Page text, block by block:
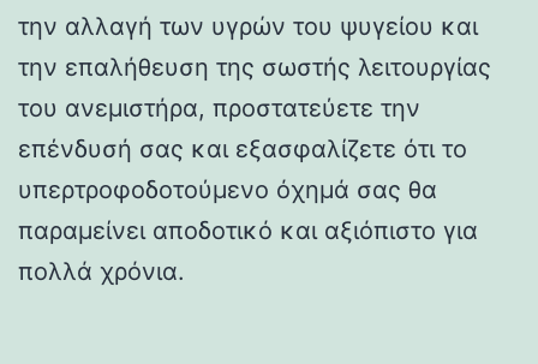
την αλλαγή των υγρών του ψυγείου και
την επαλήθευση της σωστής λειτουργίας
του ανεμιστήρα, προστατεύετε την
επένδυσή σας και εξασφαλίζετε ότι το
υπερτροφοδοτούμενο όχημά σας θα
παραμείνει αποδοτικό και αξιόπιστο για
πολλά χρόνια.